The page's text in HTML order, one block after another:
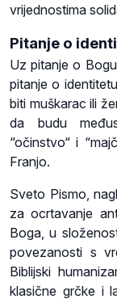
vrijednostima
Pitanje o
Uz pitanje o
pitanje o
biti muškarac ili
da budu
“očinstvo“ i
Franjo.
Sveto Pismo,
za ocrtavanje
Boga, u
povezanosti s
Biblijski
klasične grčke i